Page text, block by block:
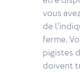
vous
de
ferme.
pigistes
doivent